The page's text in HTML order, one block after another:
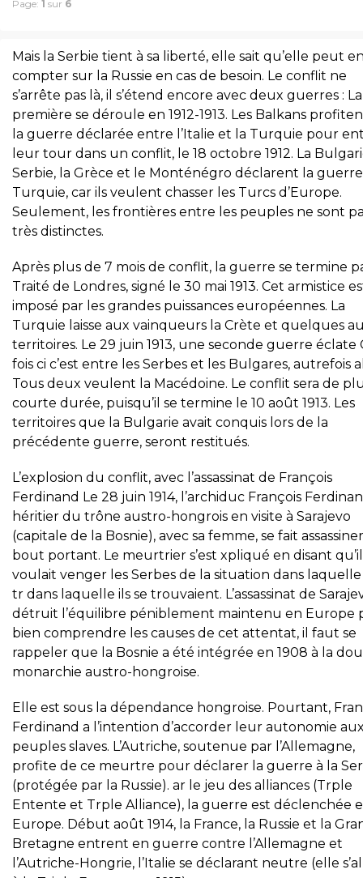
Page: 1 sur 6
Mais la Serbie tient à sa liberté, elle sait qu’elle peut
compter sur la Russie en cas de besoin. Le conflit ne
s’arrête pas là, il s’étend encore avec deux guerres : La
première se déroule en 1912-1913. Les Balkans
la guerre déclarée entre l’Italie et la Turquie pour
leur tour dans un conflit, le 18 octobre 1912. La
Serbie, la Grèce et le Monténégro déclarent la
Turquie, car ils veulent chasser les Turcs d’Europe.
Seulement, les frontières entre les peuples ne sont
très distinctes.
Après plus de 7 mois de conflit, la guerre se termine
Traité de Londres, signé le 30 mai 1913. Cet armistice
imposé par les grandes puissances européennes. La
Turquie laisse aux vainqueurs la Crète et quelques
territoires. Le 29 juin 1913, une seconde guerre éclate
fois ci c’est entre les Serbes et les Bulgares, autrefois
Tous deux veulent la Macédoine. Le conflit sera de
courte durée, puisqu’il se termine le 10 août 1913. Les
territoires que la Bulgarie avait conquis lors de la
précédente guerre, seront restitués.
L’explosion du conflit, avec l’assassinat de François
Ferdinand Le 28 juin 1914, l’archiduc François
héritier du trône austro-hongrois en visite à Sarajevo
(capitale de la Bosnie), avec sa femme, se fait
bout portant. Le meurtrier s’est xpliqué en disant qu’il
voulait venger les Serbes de la situation dans laquelle
tr dans laquelle ils se trouvaient. L’assassinat de
détruit l’équilibre péniblement maintenu en Europe
bien comprendre les causes de cet attentat, il faut se
rappeler que la Bosnie a été intégrée en 1908 à la
monarchie austro-hongroise.
Elle est sous la dépendance hongroise. Pourtant,
Ferdinand a l’intention d’accorder leur autonomie
peuples slaves. L’Autriche, soutenue par l’Allemagne,
profite de ce meurtre pour déclarer la guerre à la
(protégée par la Russie). ar le jeu des alliances (Trple
Entente et Trple Alliance), la guerre est déclenchée
Europe. Début août 1914, la France, la Russie et la
Bretagne entrent en guerre contre l’Allemagne et
l’Autriche-Hongrie, l’Italie se déclarant neutre (elle